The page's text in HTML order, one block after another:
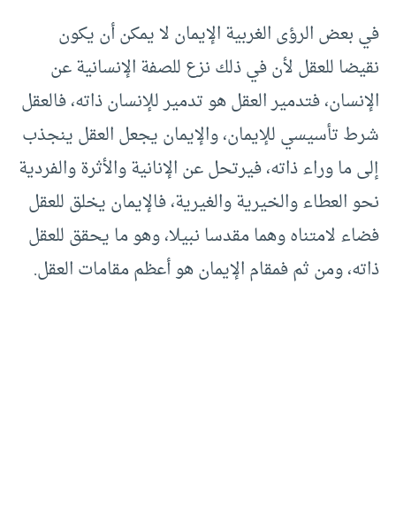
في بعض الرؤى الغربية الإيمان لا يمكن أن يكون
نقيضا للعقل لأن في ذلك نزع للصفة الإنسانية عن
الإنسان، فتدمير العقل هو تدمير للإنسان ذاته، فالعقل
شرط تأسيسي للإيمان، والإيمان يجعل العقل ينجذب
إلى ما وراء ذاته، فيرتحل عن الإنانية والأثرة والفردية
نحو العطاء والخيرية والغيرية، فالإيمان يخلق للعقل
فضاء لامتناه وهما مقدسا نبيلا، وهو ما يحقق للعقل
ذاته، ومن ثم فمقام الإيمان هو أعظم مقامات العقل.